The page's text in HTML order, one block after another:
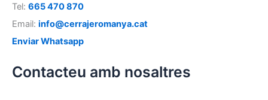
Tel: 665 470 870
Email: info@cerrajeromanya.cat
Enviar Whatsapp
Contacteu amb nosaltres